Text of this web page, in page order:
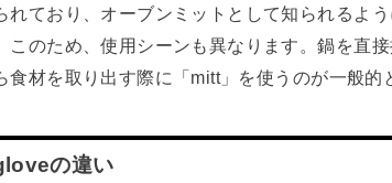
れており、オーブンミットとして知られるよ
このため、使用シーンも異なります。鍋を直
食材を取り出す際に「mitt」を使うのが一般的
の違い